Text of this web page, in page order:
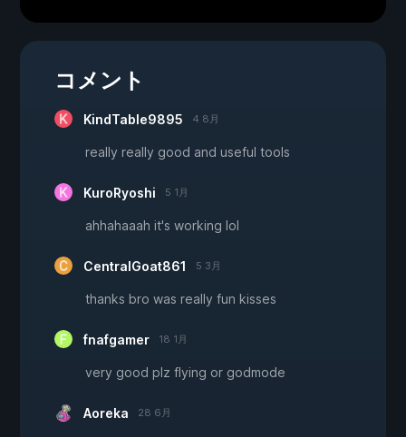
コメント
KindTable9895 4 8月
really really good and useful tools
KuroRyoshi 5 1月
ahhahaaah it's working lol
CentralGoat861 5 3月
thanks bro was really fun kisses
fnafgamer 18 1月
very good plz flying or godmode
Aoreka 28 6月